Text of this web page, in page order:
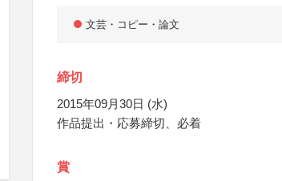
文芸・コピー・論文
締切
2015年09月30日 (水)
作品提出・応募締切、必着
賞